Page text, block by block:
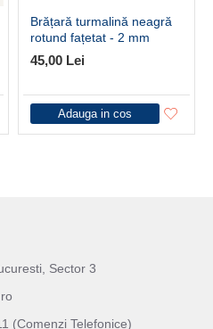
Brățară turmalină neagră
rotund fațetat - 2 mm
45,00 Lei
Adauga in cos
Sector 3
(Comenzi Telefonice)